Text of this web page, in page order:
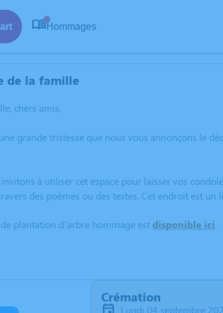
Hommages
de la famille
chers amis,
une grande tristesse que nous vous annonçons le
à utiliser cet espace pour laisser vos
des poèmes ou des textes. Cet endroit est
plantation d’arbre hommage estdisponible ici.
Crémation
lundi 04 septembre